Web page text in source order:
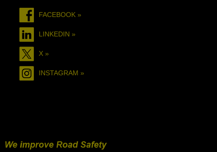
FACEBOOK »
LINKEDIN »
X »
INSTAGRAM »